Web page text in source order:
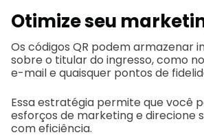
Otimize seu
Os códigos QR podem armazenar
sobre o titular do ingresso, como
e-mail e quaisquer pontos de
Essa estratégia permite que você
esforços de marketing e direcione
com eficiência.